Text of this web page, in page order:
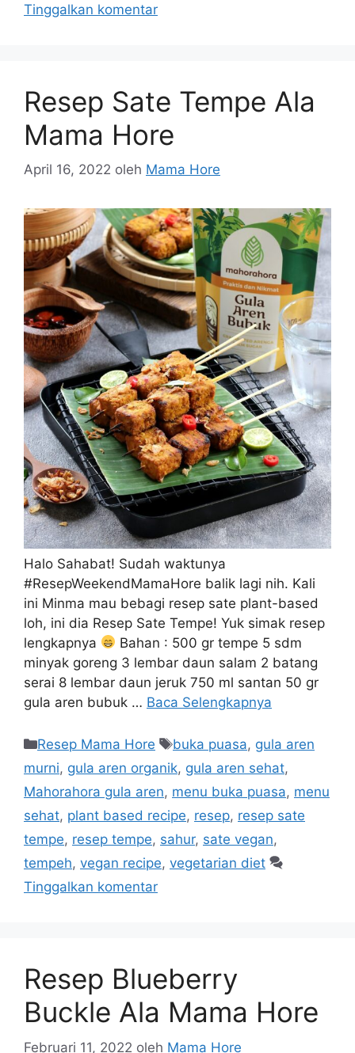
Tinggalkan komentar
Resep Sate Tempe Ala
Mama Hore
April 16, 2022 oleh Mama Hore
Halo Sahabat! Sudah waktunya
#ResepWeekendMamaHore balik lagi nih. Kali
ini Minma mau bebagi resep sate plant-based
loh, ini dia Resep Sate Tempe! Yuk simak resep
lengkapnya
Bahan : 500 gr tempe 5 sdm
minyak goreng 3 lembar daun salam 2 batang
serai 8 lembar daun jeruk 750 ml santan 50 gr
gula aren bubuk … Baca Selengkapnya
Resep Mama Hore buka puasa, gula aren
murni, gula aren organik, gula aren sehat,
Mahorahora gula aren, menu buka puasa, menu
sehat, plant based recipe, resep, resep sate
tempe, resep tempe, sahur, sate vegan,
tempeh, vegan recipe, vegetarian diet
Tinggalkan komentar
Resep Blueberry
Buckle Ala Mama Hore
Februari 11, 2022 oleh Mama Hore